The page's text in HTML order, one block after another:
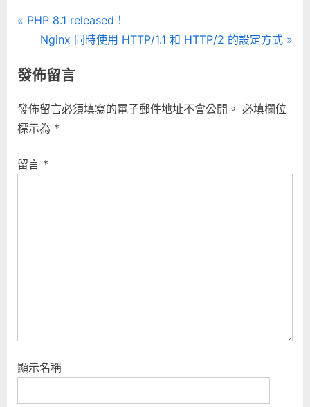
文
導
覽
P
v
o
u
P
PHP 8.1 released！
N
x
P
o
t
Nginx 同時使用 HTTP/1.1 和 HTTP/2 的設定方式
發佈留言
發佈留言必須填寫的電子郵件地址不會公開。 必填欄位
標示為 *
留言 *
顯示名稱